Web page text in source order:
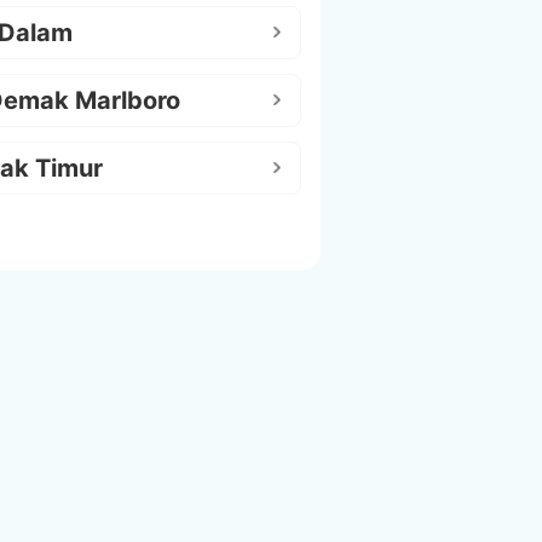
Marlboro
Timur